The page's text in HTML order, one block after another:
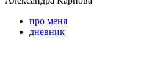
про меня
дневник